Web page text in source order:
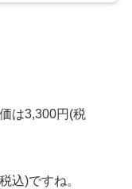
は3,300円(税
込)ですね。